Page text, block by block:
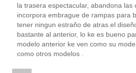
la trasera espectacular, abandona las
incorpora embrague de rampas para
tener ningun estraño de atras.el
bastante al anterior, lo ke es bueno
modelo anterior ke ven como su
como otros modelos .